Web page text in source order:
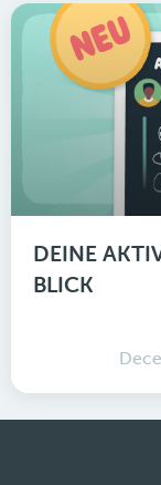
DEINE
BLICK